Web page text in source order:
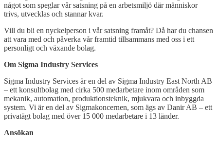
något som speglar vår satsning på en arbetsmiljö där människor
trivs, utvecklas och stannar kvar.
Vill du bli en nyckelperson i vår satsning framåt? Då har du chansen
att vara med och påverka vår framtid tillsammans med oss i ett
personligt och växande bolag.
Om Sigma Industry Services
Sigma Industry Services är en del av Sigma Industry East North AB
– ett konsultbolag med cirka 500 medarbetare inom områden som
mekanik, automation, produktionsteknik, mjukvara och inbyggda
system. Vi är en del av Sigmakoncernen, som ägs av Danir AB – ett
privatägt bolag med över 15 000 medarbetare i 13 länder.
Ansökan